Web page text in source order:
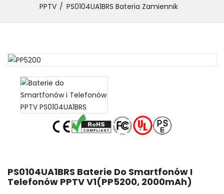
PPTV
PS0104UA1BRS Bateria Zamiennik
PS0104UA1BRS Baterie Do Smartfonów I
Telefonów PPTV V1(PP5200, 2000mAh)